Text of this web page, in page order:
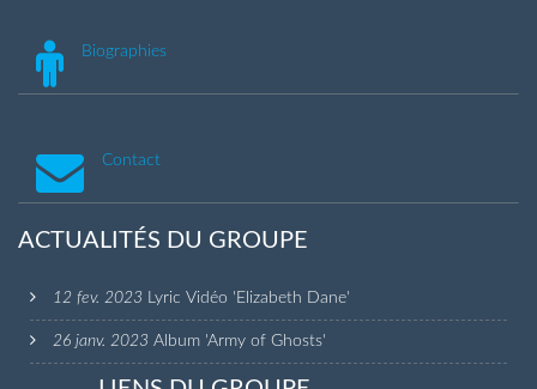
Biographies
Contact
ACTUALITÉS DU GROUPE
12 fev. 2023 Lyric Vidéo 'Elizabeth Dane'
26 janv. 2023 Album 'Army of Ghosts'